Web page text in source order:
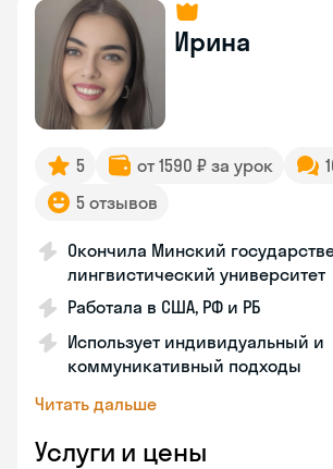
Ирина
5 от 1590 ₽ за урок
5 отзывов
Окончила Минский
лингвистический университет
Работала в США, РФ и РБ
Использует индивидуальный и
коммуникативный подходы
Читать дальше
Услуги и цены